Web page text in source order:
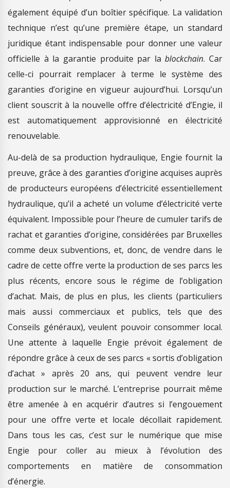
également équipé d’un boîtier spécifique. La validation
technique n’est qu’une première étape, un standard
juridique étant indispensable pour donner une valeur
officielle à la garantie produite par lablockchain. Car
celle-ci pourrait remplacer à terme le système des
garanties d’origine en vigueur aujourd’hui. Lorsqu’un
client souscrit à la nouvelle offre d’électricité d’Engie, il
est automatiquement approvisionné en électricité
renouvelable.
Au-delà de sa production hydraulique, Engie fournit la
preuve, grâce à des garanties d’origine acquises auprès
de producteurs européens d’électricité essentiellement
hydraulique, qu’il a acheté un volume d’électricité verte
équivalent. Impossible pour l’heure de cumuler tarifs de
rachat et garanties d’origine, considérées par Bruxelles
comme deux subventions, et, donc, de vendre dans le
cadre de cette offre verte la production de ses parcs les
plus récents, encore sous le régime de l’obligation
d’achat. Mais, de plus en plus, les clients (particuliers
mais aussi commerciaux et publics, tels que des
Conseils généraux), veulent pouvoir consommer local.
Une attente à laquelle Engie prévoit également de
répondre grâce à ceux de ses parcs « sortis d’obligation
d’achat » après 20 ans, qui peuvent vendre leur
production sur le marché. L’entreprise pourrait même
être amenée à en acquérir d’autres si l’engouement
pour une offre verte et locale décollait rapidement.
Dans tous les cas, c’est sur le numérique que mise
Engie pour coller au mieux à l’évolution des
comportements en matière de consommation
d’énergie.